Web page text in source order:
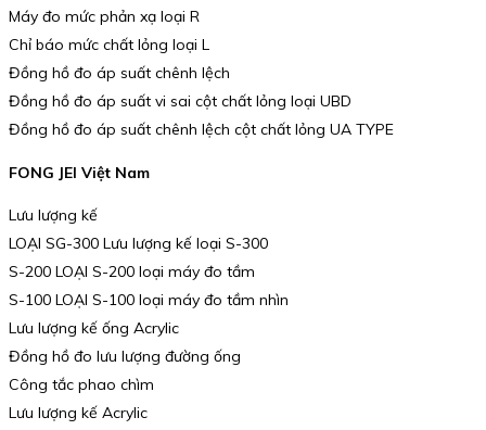
Máy đo mức phản xạ loại R
Chỉ báo mức chất lỏng loại L
Đồng hồ đo áp suất chênh lệch
Đồng hồ đo áp suất vi sai cột chất lỏng loại UBD
Đồng hồ đo áp suất chênh lệch cột chất lỏng UA TYPE
FONG JEI Việt Nam
Lưu lượng kế
LOẠI SG-300 Lưu lượng kế loại S-300
S-200 LOẠI S-200 loại máy đo tầm
S-100 LOẠI S-100 loại máy đo tầm nhìn
Lưu lượng kế ống Acrylic
Đồng hồ đo lưu lượng đường ống
Công tắc phao chìm
Lưu lượng kế Acrylic